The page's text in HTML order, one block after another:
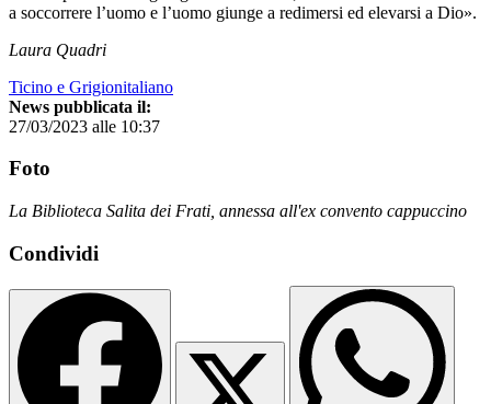
a soccorrere l’uomo e l’uomo giunge a redimersi ed elevarsi a Dio».
Laura Quadri
Ticino e Grigionitaliano
News pubblicata il:
27/03/2023 alle 10:37
Foto
La Biblioteca Salita dei Frati, annessa all'ex convento cappuccino
Condividi